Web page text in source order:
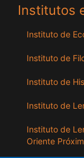
Institutos
Instituto de
Instituto de
Instituto de
Instituto de
Instituto de
Oriente